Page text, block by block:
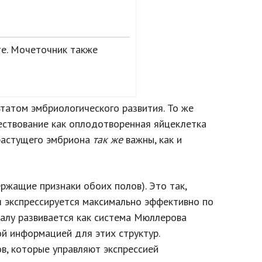
Мочеточник также
эмбриологического развития. То же
как оплодотворенная яйцеклетка
эмбриона так жеважны, как и
признаки обоих полов). Это так,
максимально эффективно по
развивается как система Мюллерова
информацией для этих структур.
которые управляют экспрессией